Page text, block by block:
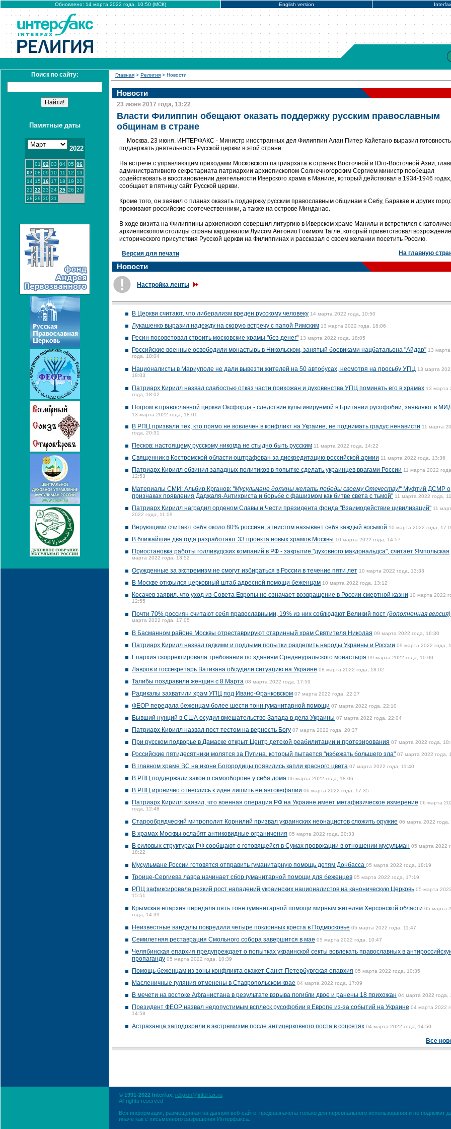
Обновлено: 14 марта 2022 года, 10:50 (МСК) English version
Поиск по сайту:
Памятные даты
2022
01 02 03 04 05 06
07 08 09 10 11 12
13
14 15 16 17 18 19 20
21 22 23 24 25 26 27
28 29 30 31
Главная > Религия > Новости
Новости
23 июня 2017 года, 13:22
Власти Филиппин обещают оказать поддержку русским православным
общинам в стране
Москва. 23 июня. ИНТЕРФАКС - Министр иностранных дел Филиппин Алан Питер Кайетано выразил готовность
поддержать деятельность Русской церкви в этой стране.
На встрече с управляющим приходами Московского патриархата в странах Восточной и Юго-Восточной Азии,
административного секретариата патриархии архиепископом Солнечногорским Сергием министр пообещал
содействовать в восстановлении деятельности Иверского храма в Маниле, который действовал в 1934-1946 годах,
сообщает в пятницу сайт Русской церкви.
Кроме того, он заявил о планах оказать поддержку русским православным общинам в Себу, Баракае и других
проживают российские соотечественники, а также на острове Минданао.
В ходе визита на Филиппины архиепископ совершил литургию в Иверском храме Манилы и встретился с
архиепископом столицы страны кардиналом Луисом Антонио Гокимом Тагле, который приветствовал возрождение
исторического присутствия Русской церкви на Филиппинах и рассказал о своем желании посетить Россию.
Версия для печати На главную
Новости
Настройка ленты
В Церкви считают, что либерализм вреден русскому человеку 14 марта 2022 года, 10:50
Лукашенко выразил надежду на скорую встречу с папой Римским 13 марта 2022 года, 18:06
Ресин посоветовал строить московские храмы "без денег" 13 марта 2022 года, 18:05
Российские военные освободили монастырь в Никольском, занятый боевиками нацбатальона "Айдар" 13
года, 18:04
Националисты в Мариуполе не дали вывезти жителей на 50 автобусах, несмотря на просьбу УПЦ 13 марта
18:03
Патриарх Кирилл назвал слабостью отказ части прихожан и духовенства УПЦ поминать его в храмах 13 марта
года, 18:02
Погром в православной церкви Оксфорда - следствие культивируемой в Британии русофобии, заявляют в
13 марта 2022 года, 18:01
В РПЦ призвали тех, кто прямо не вовлечен в конфликт на Украине, не поднимать градус ненависти 11 марта
года, 20:31
Песков: настоящему русскому никогда не стыдно быть русским 11 марта 2022 года, 14:22
Священник в Костромской области оштрафован за дискредитацию российской армии 11 марта 2022 года, 13:36
Патриарх Кирилл обвинил западных политиков в попытке сделать украинцев врагами России 11 марта 2022 года,
12:53
Материалы СМИ: Альбир Крганов: "Мусульмане должны желать победы своему Отечеству!"Муфтий ДСМР о
признаках появления Даджаля-Антихриста и борьбе с фашизмом как битве света с тьмой" 11 марта 2022 года,
Патриарх Кирилл наградил орденом Славы и Чести президента фонда "Взаимодействие цивилизаций" 11
2022 года, 11:09
Верующими считают себя около 80% россиян, атеистом называет себя каждый восьмой 10 марта 2022 года,
В ближайшие два года разработают 33 проекта новых храмов Москвы 10 марта 2022 года, 14:57
Приостановка работы голливудских компаний в РФ - закрытие "духовного макдональдса", считает Ямпольская
марта 2022 года, 13:52
Осужденные за экстремизм не смогут избираться в России в течение пяти лет 10 марта 2022 года, 13:33
В Москве открылся церковный штаб адресной помощи беженцам 10 марта 2022 года, 13:12
Косачев заявил, что уход из Совета Европы не означает возвращение в России смертной казни 10 марта 2022
12:55
Почти 70% россиян считают себя православными, 19% из них соблюдают Великий пост (дополненная версия)
марта 2022 года, 17:05
В Басманном районе Москвы отреставрируют старинный храм Святителя Николая 09 марта 2022 года, 16:30
Патриарх Кирилл назвал гадкими и подлыми попытки разделить народы Украины и России 09 марта 2022 года,
Епархия скорректировала требования по зданиям Среднеуральского монастыря 09 марта 2022 года, 10:00
Лавров и госсекретарь Ватикана обсудили ситуацию на Украине 08 марта 2022 года, 18:02
Талибы поздравили женщин с 8 Марта 08 марта 2022 года, 17:59
Радикалы захватили храм УПЦ под Ивано-Франковском 07 марта 2022 года, 22:27
ФЕОР передала беженцам более шести тонн гуманитарной помощи 07 марта 2022 года, 22:10
Бывший нунций в США осудил вмешательство Запада в дела Украины 07 марта 2022 года, 22:04
Патриарх Кирилл назвал пост тестом на верность Богу 07 марта 2022 года, 20:37
При русском подворье в Дамаске открыт Центр детской реабилитации и протезирования 07 марта 2022 года,
Российские пятидесятники молятся за Путина, который пытается "избежать большего зла" 07 марта 2022 года,
В главном храме ВС на иконе Богородицы появились капли красного цвета 07 марта 2022 года, 11:40
В РПЦ поддержали закон о самообороне у себя дома 06 марта 2022 года, 18:06
В РПЦ иронично отнеслись к идее лишить ее автокефалии 06 марта 2022 года, 17:35
Патриарх Кирилл заявил, что военная операция РФ на Украине имеет метафизическое измерение 06 марта
года, 12:48
Старообрядческий митрополит Корнилий призвал украинских неонацистов сложить оружие 06 марта 2022 года,
В храмах Москвы ослабят антиковидные ограничения 05 марта 2022 года, 20:33
В силовых структурах РФ сообщают о готовящейся в Сумах провокации в отношении мусульман 05 марта 2022
18:22
Мусульмане России готовятся отправить гуманитарную помощь детям Донбасса 05 марта 2022 года, 18:19
Троице-Сергиева лавра начинает сбор гуманитарной помощи для беженцев 05 марта 2022 года, 17:19
РПЦ зафиксировала резкий рост нападений украинских националистов на каноническую Церковь 05 марта 2022
15:51
Крымская епархия передала пять тонн гуманитарной помощи мирным жителям Херсонской области 05 марта
года, 14:39
Неизвестные вандалы повредили четыре поклонных креста в Подмосковье 05 марта 2022 года, 11:47
Семилетняя реставрация Смольного собора завершится в мае 05 марта 2022 года, 10:47
Челябинская епархия предупреждает о попытках украинской секты вовлекать православных в
пропаганду 05 марта 2022 года, 10:39
Помощь беженцам из зоны конфликта окажет Санкт-Петербургская епархия 05 марта 2022 года, 10:35
Масленичные гуляния отменены в Ставропольском крае 04 марта 2022 года, 17:09
В мечети на востоке Афганистана в результате взрыва погибли двое и ранены 18 прихожан 04 марта 2022 года,
Президент ФЕОР назвал недопустимым всплеск русофобии в Европе из-за событий на Украине 04 марта 2022
14:58
Астраханца заподозрили в экстремизме после антицерковного поста в соцсетях 04 марта 2022 года, 14:50
Все
© 1991-2022 Interfax, religion@interfax.ru
All rights reserved
Вся информация, размещенная на данном веб-сайте, предназначена только для персонального использования и не
иначе как с письменного разрешения Интерфакса.